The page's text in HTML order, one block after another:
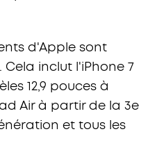
d'Apple sont
inclut l'iPhone 7
12,9 pouces à
Air à partir de la 3e
et tous les